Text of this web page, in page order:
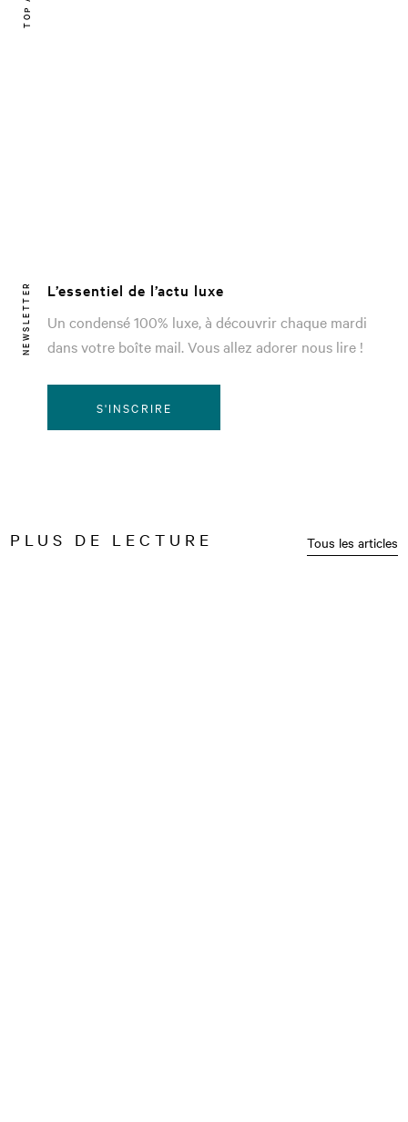
NEWSLETTER
L’essentiel de l’actu luxe
Un condensé 100% luxe, à découvrir chaque mardi
dans votre boîte mail. Vous allez adorer nous lire !
S'INSCRIRE
PLUS DE LECTURE Tous les articles